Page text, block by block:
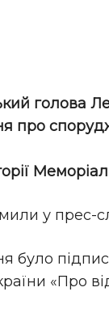
голова
про
у прес-
було
«Про